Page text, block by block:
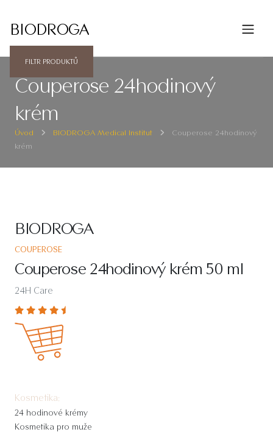
BIODROGA
FILTR PRODUKTŮ
Couperose 24hodinový
krém
Úvod BIODROGA Medical Institut
Couperose 24hodinový
krém
BIODROGA
COUPEROSE
Couperose 24hodinový krém 50 ml
24H Care
Kosmetika:
24 hodinové krémy
Kosmetika pro muže